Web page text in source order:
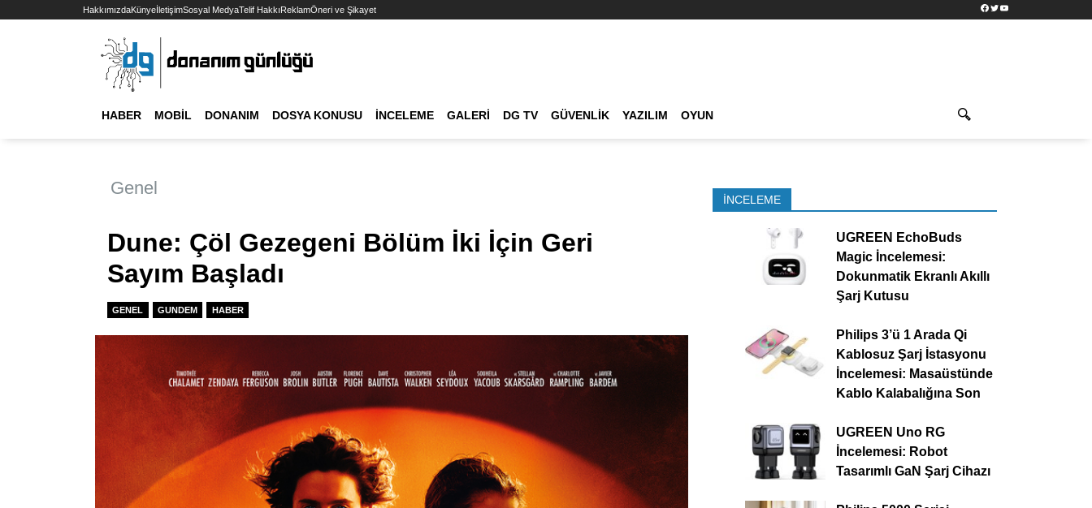
HakkımızdaKünyeİletişimSosyal MedyaTelif HakkıReklamÖneri ve Şikayet Facebook
TwitterYouTube
HABER MOBIL DONANIM DOSYA KONUSU İNCELEME GALERI DG TV GÜVENLIK YAZILIM OYUN
Genel
Dune: Çöl Gezegeni Bölüm İki İçin Geri
Sayım Başladı
GENEL GUNDEM HABER
İNCELEME
UGREEN EchoBuds
Magic İncelemesi:
Dokunmatik Ekranlı Akıllı
Şarj Kutusu
Philips 3’ü 1 Arada Qi
Kablosuz Şarj İstasyonu
İncelemesi: Masaüstünde
Kablo Kalabalığına Son
UGREEN Uno RG
İncelemesi: Robot
Tasarımlı GaN Şarj Cihazı